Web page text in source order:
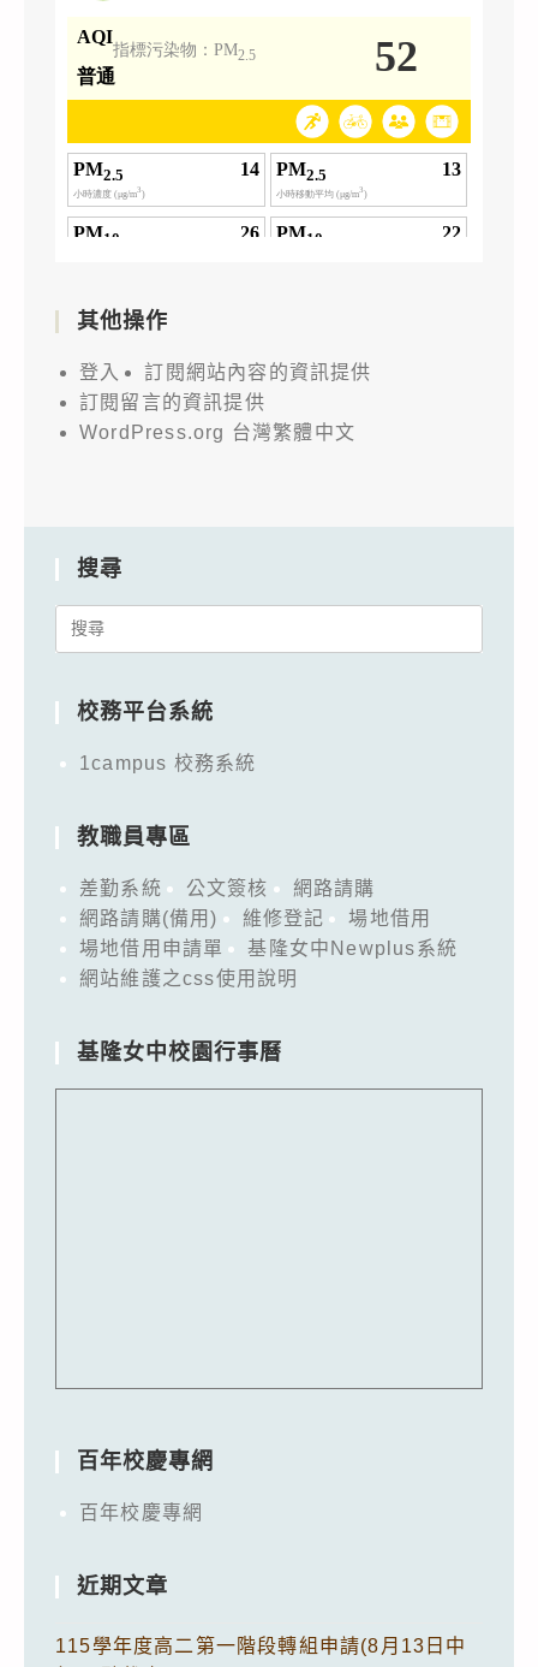
其他操作
登入
訂閱網站內容的資訊提供
訂閱留言的資訊提供
WordPress.org 台灣繁體中文
搜尋
Search
校務平台系統
1campus 校務系統
教職員專區
差勤系統 公文簽核
網路請購
網路請購(備用)
維修登記
場地借用
場地借用申請單
基隆女中Newplus系統
網站維護之css使用說明
基隆女中校園行事曆
百年校慶專網
百年校慶專網
近期文章
115學年度高二第一階段轉組申請(8月13日中